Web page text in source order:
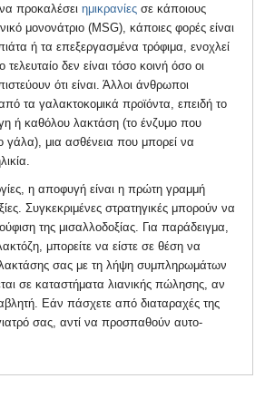
προκαλέσει ημικρανίες σε κάποιους
μονονάτριο (MSG), κάποιες φορές είναι
ή τα επεξεργασμένα τρόφιμα, ενοχλεί
δεν είναι τόσο κοινή όσο οι
ότι είναι. Άλλοι άνθρωποι
τα γαλακτοκομικά προϊόντα, επειδή το
ή καθόλου λακτάση (το ένζυμο που
γάλα), μια ασθένεια που μπορεί να
η αποφυγή είναι η πρώτη γραμμή
Συγκεκριμένες στρατηγικές μπορούν να
της μισαλλοδοξίας. Για παράδειγμα,
μπορείτε να είστε σε θέση να
λακτάσης σας με τη λήψη συμπληρωμάτων
σε καταστήματα λιανικής πώλησης, αν
Εάν πάσχετε από διαταραχές της
σας, αντί να προσπαθούν αυτο-